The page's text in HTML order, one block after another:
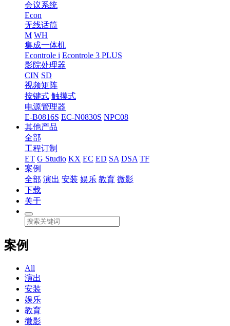
会议系统
Econ
无线话筒
M WH
集成一体机
Econtrole i Econtrole 3 PLUS
影院处理器
CIN SD
视频矩阵
按键式 触摸式
电源管理器
E-B0816S EC-N0830S NPC08
其他产品
全部
工程订制
ET G Studio KX EC ED SA DSA TF
案例
全部 演出 安装 娱乐 教育 微影
下载
关于
案例
All
演出
安装
娱乐
教育
微影